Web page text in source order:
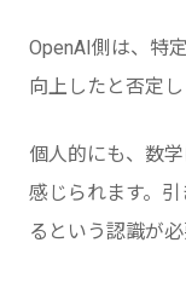
OpenAI側は、特
向上したと否定し
個人的にも、数
感じられます。
るという認識が必